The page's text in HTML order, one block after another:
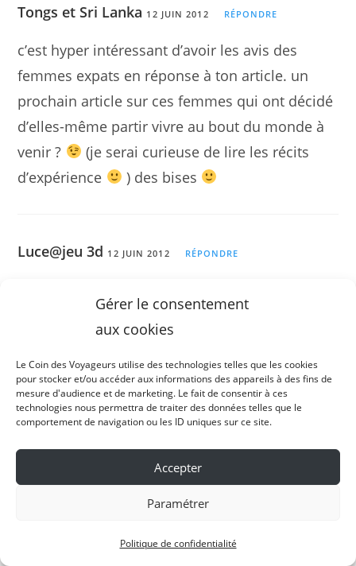
Gérer le consentement
aux cookies
Le Coin des Voyageurs utilise des technologies telles que les cookies
pour stocker et/ou accéder aux informations des appareils à des fins de
mesure d'audience et de marketing. Le fait de consentir à ces
technologies nous permettra de traiter des données telles que le
comportement de navigation ou les ID uniques sur ce site.
Accepter
Paramétrer
Politique de confidentialité
Tongs et Sri Lanka 12 JUIN 2012 RÉPONDRE
c’est hyper intéressant d’avoir les avis des
femmes expats en réponse à ton article. un
prochain article sur ces femmes qui ont décidé
d’elles-même partir vivre au bout du monde à
venir ?
(je serai curieuse de lire les récits
d’expérience
) des bises
Luce@jeu 3d 12 JUIN 2012 RÉPONDRE
marrant cette polémique
Pour ma part je
suis expat en Allemagne mais je n’ai pas encore
eu l’occasion de rencontrer ce type de
personne… J’ai suivi mon petit-ami allemand de
retour dans son pays mais je travaille et
l’on ne peut pas classer aussi facilement tout le